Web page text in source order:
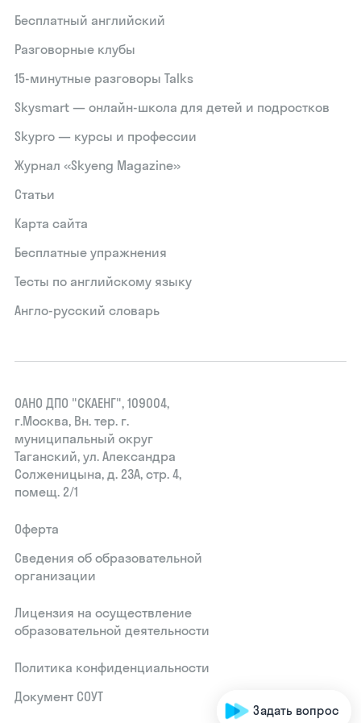
Бесплатный английский
Разговорные клубы
15‑минутные разговоры Talks
Skysmart — онлайн-школа для детей и подростков
Skypro — курсы и профессии
Журнал «Skyeng Magazine»
Статьи
Карта сайта
Бесплатные упражнения
Тесты по английскому языку
Англо-русский словарь
ОАНО ДПО "СКАЕНГ", 109004,
г.Москва, Вн. тер. г.
муниципальный округ
Таганский, ул. Александра
Солженицына, д. 23А, стр. 4,
помещ. 2/1
Оферта
Сведения об образовательной
организации
Лицензия на осуществление
образовательной деятельности
Политика конфиденциальности
Документ СОУТ
Задать вопрос